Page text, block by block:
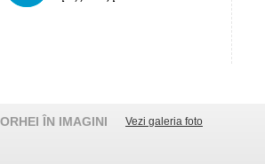
ORHEI ÎN IMAGINI Vezi galeria foto